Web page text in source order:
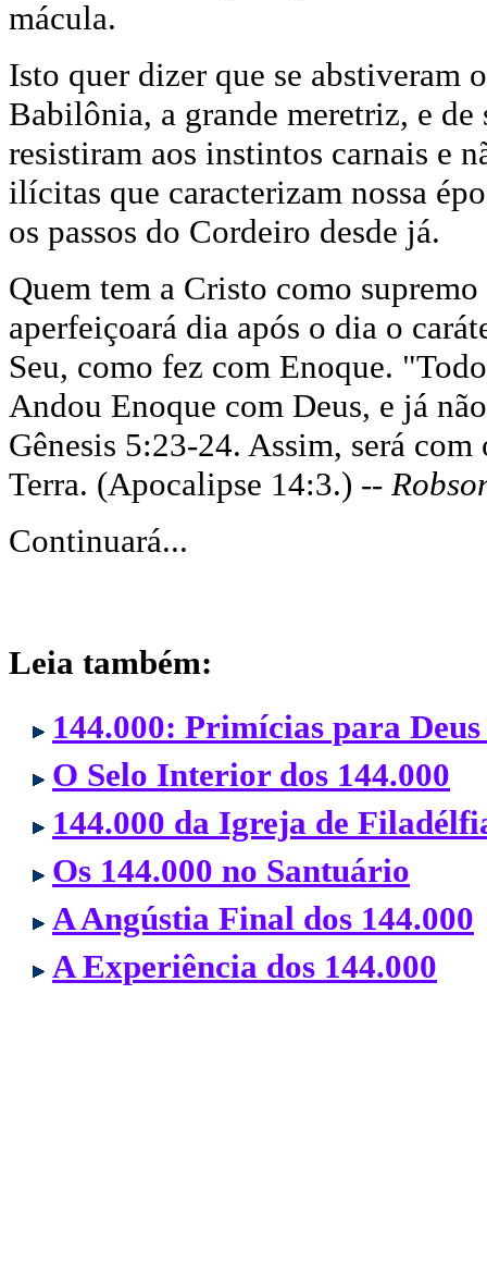
mácula.
Isto quer dizer que se abstiveram
Babilônia, a grande meretriz, e
resistiram aos instintos carnais e
ilícitas que caracterizam nossa
os passos do Cordeiro desde já.
Quem tem a Cristo como
aperfeiçoará dia após o dia o
Seu, como fez com Enoque.
Andou Enoque com Deus, e já
Gênesis 5:23-24. Assim, será
Terra. (Apocalipse 14:3.) --
Continuará...
Leia também:
144.000: Primícias para
O Selo Interior dos 144.000
144.000 da Igreja de
Os 144.000 no Santuário
A Angústia Final dos 144.000
A Experiência dos 144.000